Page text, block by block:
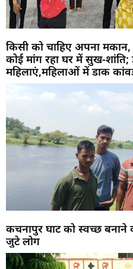
किसी को चाहिए अपना
कोई मांग रहा घर में सुख-
महिलाएं,महिलाओं में डाक
कचनापुर घाट को स्वच्छ
जुटे लोग